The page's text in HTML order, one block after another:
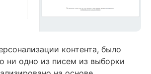
контента, было
ни одно из писем из выборки